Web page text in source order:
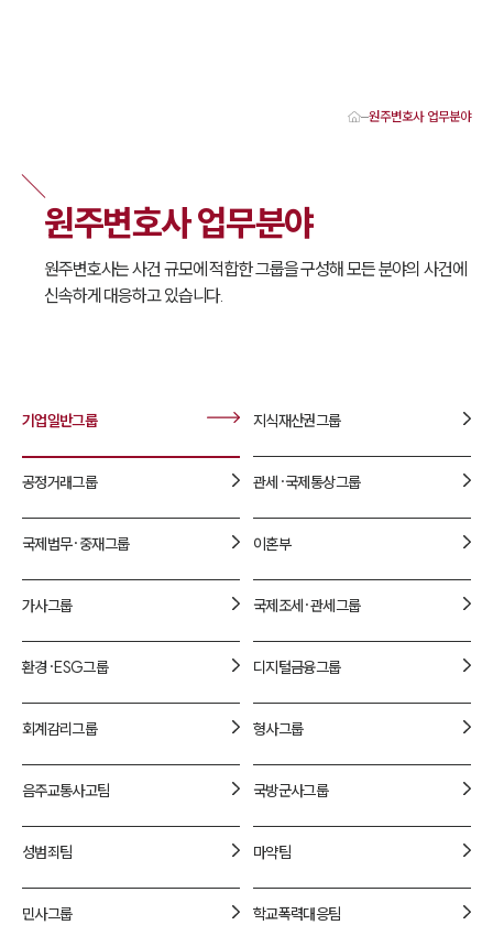
서울·춘천·원주변호사
원주형사전문변호사
원주이혼전문변호사
원주학교폭력변호사
원주부동산변호사
원주음주운전·교통사고변호사
원주변호사 업무분야
1800-7905
원주변호사 업무분야
원주변호사 업무분야
원주변호사는 사건 규모에 적합한 그룹을 구성해 모든 분야의 사건에
신속하게 대응하고 있습니다.
기업일반그룹 지식재산권그룹
공정거래그룹 관세·국제통상그룹
국제법무·중재그룹 이혼부
가사그룹 국제조세·관세그룹
환경·ESG그룹 디지털금융그룹
회계감리그룹 형사그룹
음주교통사고팀 국방군사그룹
성범죄팀 마약팀
민사그룹 학교폭력대응팀